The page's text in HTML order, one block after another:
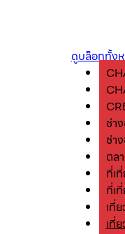
ดูบล็อกทั้ง
ช่า
ช่า
ตล
ที่เ
ที่เ
เที่
เที่